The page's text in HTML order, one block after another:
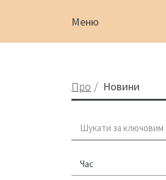
Меню
Про Новини
Час